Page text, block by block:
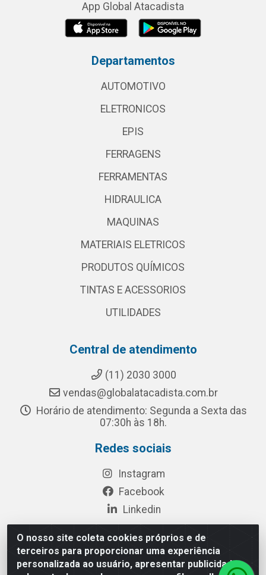
O nosso site coleta cookies próprios e de
terceiros para proporcionar uma experiência
personalizada ao usuário, apresentar publicidade
App Global Atacadista
Departamentos
AUTOMOTIVO
ELETRONICOS
EPIS
FERRAGENS
FERRAMENTAS
HIDRAULICA
MAQUINAS
MATERIAIS ELETRICOS
PRODUTOS QUÍMICOS
TINTAS E ACESSORIOS
UTILIDADES
Central de atendimento
(11) 2030 3000
vendas@globalatacadista.com.br
Horário de atendimento: Segunda a Sexta das
07:30h às 18h.
Redes sociais
Instagram
Facebook
Linkedin
Rua Chipuê, 117 - S. Miguel Paulista São Paulo/SP - CEP
08010-260- CNPJ: 03.010.739/0001-72